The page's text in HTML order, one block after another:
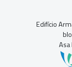
Edifício